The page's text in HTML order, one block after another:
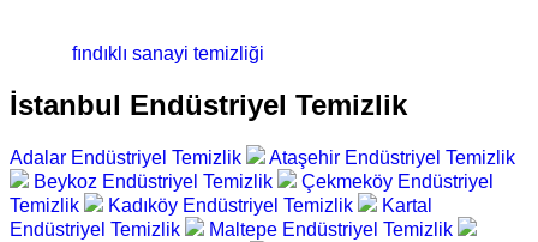
fındıklı sanayi temizliği
İstanbul Endüstriyel Temizlik
Adalar Endüstriyel Temizlik
Ataşehir Endüstriyel Temizlik
Beykoz Endüstriyel Temizlik
Çekmeköy Endüstriyel
Temizlik
Kadıköy Endüstriyel Temizlik
Kartal
Endüstriyel Temizlik
Maltepe Endüstriyel Temizlik